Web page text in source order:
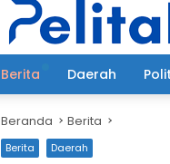
Berita Daerah
Beranda Berita
Berita Daerah